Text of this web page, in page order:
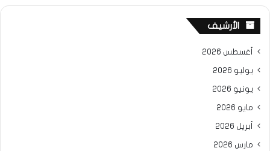
الأرشيف
أغسطس 2026
يوليو 2026
يونيو 2026
مايو 2026
أبريل 2026
مارس 2026